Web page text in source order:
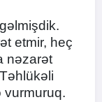
etmir, heç
nəzarət
vurmuruq.